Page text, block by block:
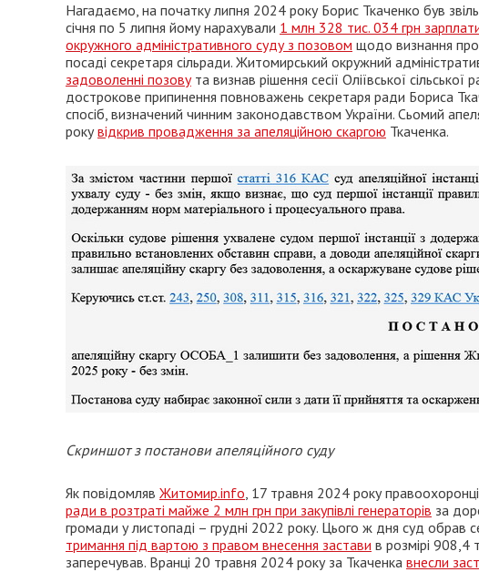
Нагадаємо, на початку липня 2024 року Борис Ткаченко був
січня по 5 липня йому нарахували 1 млн 328 тис. 034 грн
окружного адміністративного суду з позовом щодо визнання
посаді секретаря сільради. Житомирський окружний
задоволенні позовута визнав рішення сесії Оліївської
дострокове припинення повноважень секретаря ради Бориса
спосіб, визначений чинним законодавством України. Сьомий
рокувідкрив провадження за апеляційною скаргою Ткаченка.
Скриншот з постанови апеляційного суду
Як повідомляв Житомир.info, 17 травня 2024 року
ради в розтраті майже 2 млн грн при закупівлі генераторів за
громади у листопаді – грудні 2022 року. Цього ж дня суд обрав
тримання під вартою з правом внесення застави в розмірі 908,4
заперечував. Вранці 20 травня 2024 року за Ткаченка внесли